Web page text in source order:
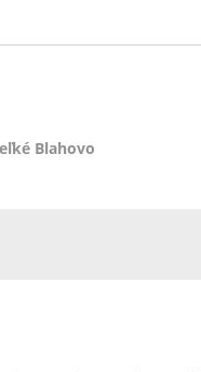
Blahovo